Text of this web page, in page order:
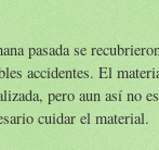
pasada se
accidentes. El
pero aun así no
cuidar el material.